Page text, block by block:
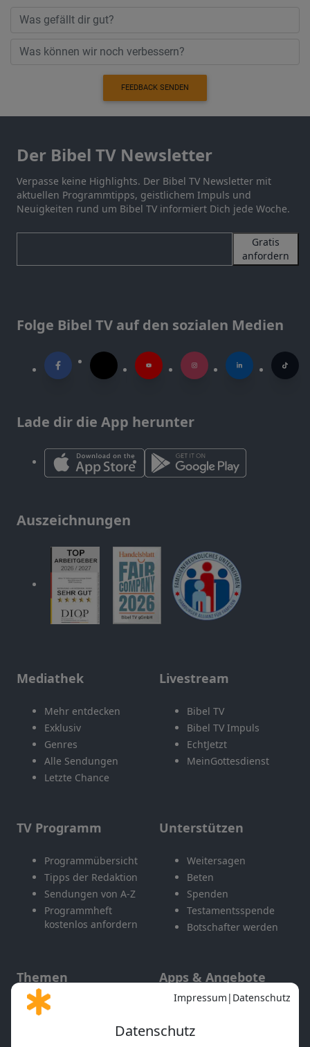
FEEDBACK SENDEN
Der Bibel TV Newsletter
Verpasse keine Highlights. Der Bibel TV Newsletter mit
aktuellen Programmtipps, geistlichem Impuls und
Neuigkeiten rund um Bibel TV informiert Dich jede Woche.
Gratis
anfordern
Folge Bibel TV auf den sozialen Medien
Lade dir die App herunter
Auszeichnungen
Mediathek
Mehr entdecken
Exklusiv
Genres
Alle Sendungen
Letzte Chance
Livestream
Bibel TV
Bibel TV Impuls
EchtJetzt
MeinGottesdienst
TV Programm
Programmübersicht
Tipps der Redaktion
Sendungen von A-Z
Programmheft
kostenlos anfordern
Unterstützen
Weitersagen
Beten
Spenden
Testamentsspende
Botschafter werden
Themen
Gott und Bibel erklärt
Apps & Angebote
Mobile App